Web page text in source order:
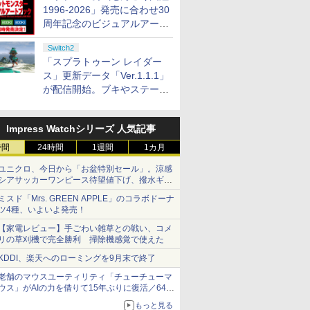
1996-2026」発売に合わせ30
周年記念のビジュアルアート
ブック3冊同時発売が決定
Switch2
「スプラトゥーン レイダー
ス」更新データ「Ver.1.1.1」
が配信開始。ブキやステージ
Impress Watchシリーズ 人気記事
24時間 1週間 1カ月
ニクロ、今日から「お盆特別セール」。涼感
アサッカーワンピース待望値下げ、撥水ギア
ョーツは1990円に
スド「Mrs. GREEN APPLE」のコラボドーナ
4種、いよいよ発売！
家電レビュー】手ごわい雑草との戦い、コメ
の草刈機で完全勝利 掃除機感覚で使えた
、楽天へのローミングを9月末で終了
舗のマウスユーティリティ「チューチューマ
ス」がAIの力を借りて15年ぶりに復活／64bit
、Windows 10/11、「Chrome」も走り回
もっと見る